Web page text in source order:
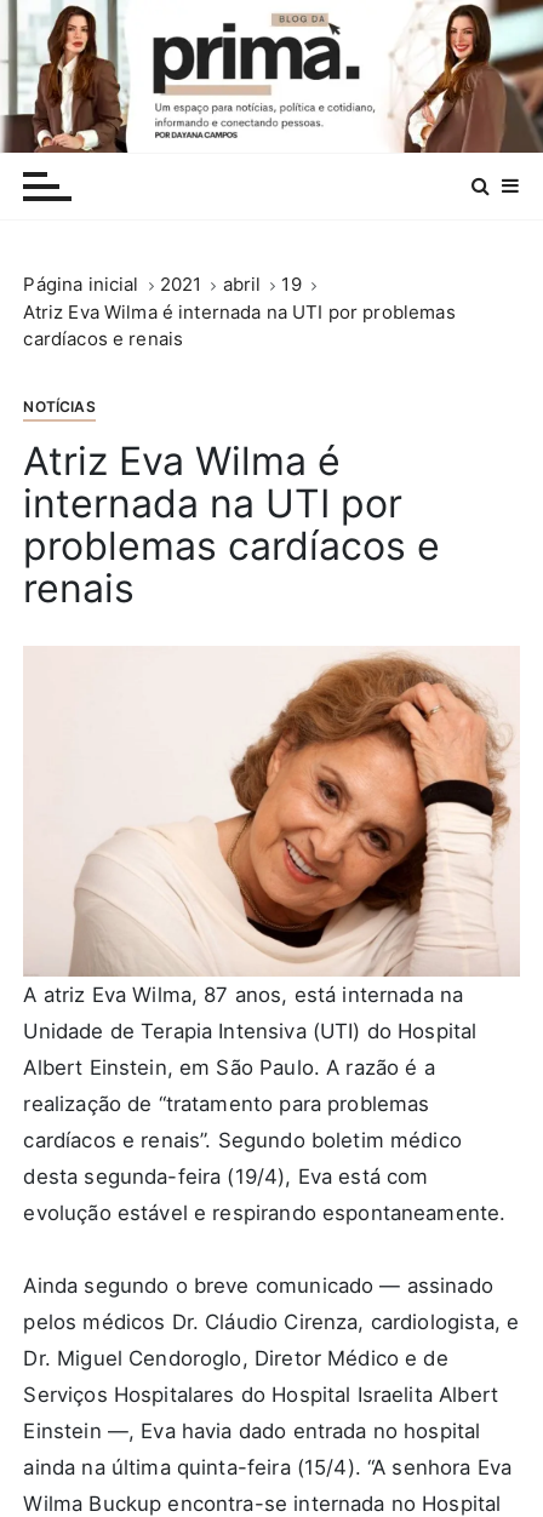
Página inicial 2021 abril
19
Atriz Eva Wilma é internada na UTI por problemas
cardíacos e renais
NOTÍCIAS
Atriz Eva Wilma é
internada na UTI por
problemas cardíacos e
renais
A atriz Eva Wilma, 87 anos, está internada na
Unidade de Terapia Intensiva (UTI) do Hospital
Albert Einstein, em São Paulo. A razão é a
realização de “tratamento para problemas
cardíacos e renais”. Segundo boletim médico
desta segunda-feira (19/4), Eva está com
evolução estável e respirando espontaneamente.
Ainda segundo o breve comunicado — assinado
pelos médicos Dr. Cláudio Cirenza, cardiologista, e
Dr. Miguel Cendoroglo, Diretor Médico e de
Serviços Hospitalares do Hospital Israelita Albert
Einstein —, Eva havia dado entrada no hospital
ainda na última quinta-feira (15/4). “A senhora Eva
Wilma Buckup encontra-se internada no Hospital